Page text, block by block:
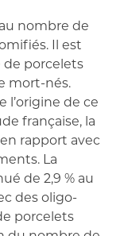
nombre de
Il est
de porcelets
mort-nés.
l’origine de ce
française, la
rapport avec
La
de 2,9 % au
des oligo-
porcelets